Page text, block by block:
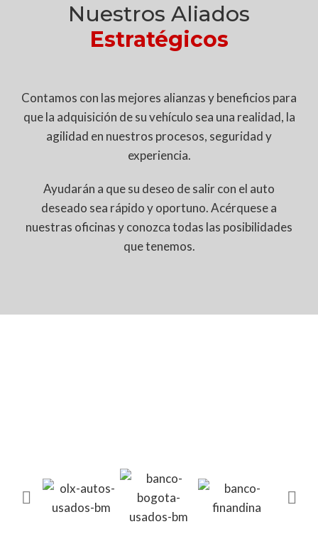
Nuestros Aliados
Estratégicos
Contamos con las mejores alianzas y beneficios para
que la adquisición de su vehículo sea una realidad, la
agilidad en nuestros procesos, seguridad y
experiencia.
Ayudarán a que su deseo de salir con el auto
deseado sea rápido y oportuno. Acérquese a
nuestras oficinas y conozca todas las posibilidades
que tenemos.